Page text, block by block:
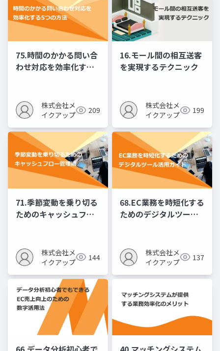
75.時間のかかる問い合
わせ対応を効率化する5
株式会社メ
イクアップ
209
16.モール間の相互送客
を実現するテクニック
株式会社メ
イクアップ
199
71.季節変動を乗り切る
ためのキャッシュフロ
株式会社メ
イクアップ
144
68.EC業務を時短化する
ためのデジタルツール
株式会社メ
イクアップ
137